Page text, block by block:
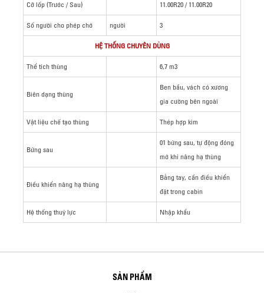
Cỡ lốp (Trước / Sau) 11.00R20 / 11.00R20
Số người cho phép chở người 3
HỆ THỐNG CHUYÊN DÙNG
Thể tích thùng 6,7 m3
Biên dạng thùng
Ben bầu, vách có xương
gia cường bên ngoài
Vật liệu chế tạo thùng Thép hợp kim
Bửng sau
01 bửng sau, tự động đóng
mở khi nâng hạ thùng
Điều khiển nâng hạ thùng
Bằng tay, cần điều khiển
đặt trong cabin
Hệ thống thuỷ lực Nhập khẩu
SẢN PHẨM